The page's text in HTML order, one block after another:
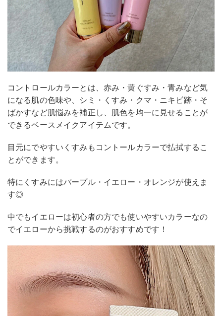
コントロールカラーとは、赤み・黄ぐすみ・青みなど気
になる肌の色味や、シミ・くすみ・クマ・ニキビ跡・そ
ばかすなど肌悩みを補正し、肌色を均一に見せることが
できるベースメイクアイテムです。
目元にでやすいくすみもコントールカラーで払拭するこ
とができます。
特にくすみにはパープル・イエロー・オレンジが使えま
す◎
中でもイエローは初心者の方でも使いやすいカラーなの
でイエローから挑戦するのがおすすめです！